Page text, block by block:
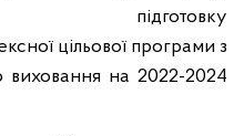
цільової програми з
виховання на 2022-2024